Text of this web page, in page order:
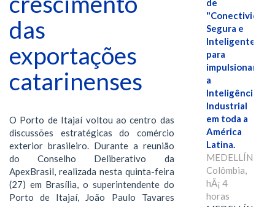
das
exportações
catarinenses
O Porto de Itajaí voltou ao centro das
discussões estratégicas do comércio
exterior brasileiro. Durante a reunião
do Conselho Deliberativo da
ApexBrasil, realizada nesta quinta-feira
(27) em Brasília, o superintendente do
Porto de Itajaí, João Paulo Tavares
de
"Conectividade
Segura e
Inteligente"
para
impulsionar
a
Inteligência
Industrial
em toda a
América
Latina.
MEDELLÍN,
Colômbia,
hÃ¡ 4
horas